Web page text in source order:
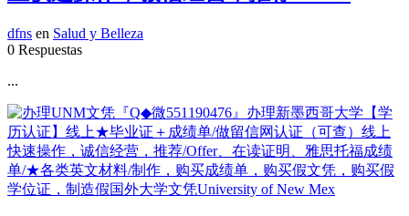
dfns en Salud y Belleza
0 Respuestas
...